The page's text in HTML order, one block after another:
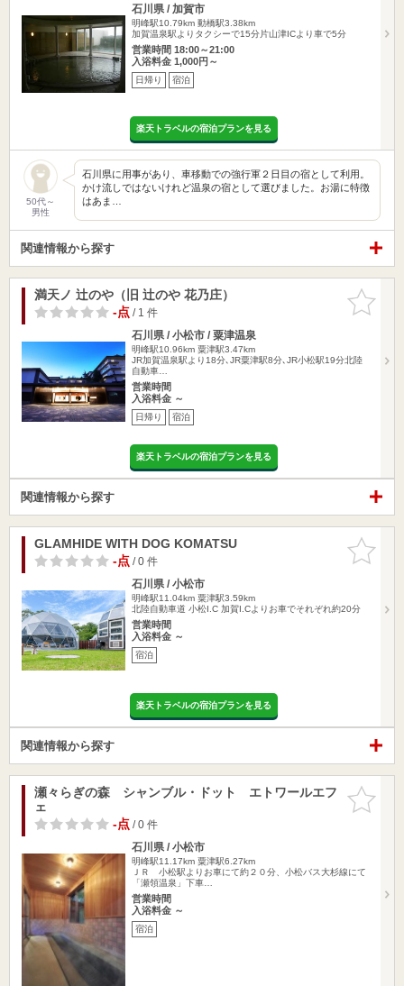
石川県 / 加賀市
明峰駅10.79km 動橋駅3.38km
加賀温泉駅よりタクシーで15分片山津ICより車で5分
営業時間 18:00～21:00
入浴料金 1,000円～
日帰り 宿泊
楽天トラベルの宿泊プランを見る
50代～
男性
石川県に用事があり、車移動での強行軍２日目の宿として利用。
かけ流しではないけれど温泉の宿として選びました。お湯に特徴
はあま…
関連情報から探す
お気に入
りに追加
満天ノ 辻のや（旧 辻のや 花乃庄）
-点/ 1 件
石川県 / 小松市 / 粟津温泉
明峰駅10.96km 粟津駅3.47km
JR加賀温泉駅より18分､JR粟津駅8分､JR小松駅19分北陸
自動車…
営業時間
入浴料金 ～
日帰り 宿泊
楽天トラベルの宿泊プランを見る
関連情報から探す
お気に入
りに追加
GLAMHIDE WITH DOG KOMATSU
-点/ 0 件
石川県 / 小松市
明峰駅11.04km 粟津駅3.59km
北陸自動車道 小松I.C 加賀I.Cよりお車でそれぞれ約20分
営業時間
入浴料金 ～
宿泊
楽天トラベルの宿泊プランを見る
関連情報から探す
お気に入
りに追加
瀬々らぎの森 シャンブル・ドット エトワールエフ
ェ
-点/ 0 件
石川県 / 小松市
明峰駅11.17km 粟津駅6.27km
ＪＲ 小松駅よりお車にて約２０分、小松バス大杉線にて
「瀬領温泉」下車…
営業時間
入浴料金 ～
宿泊